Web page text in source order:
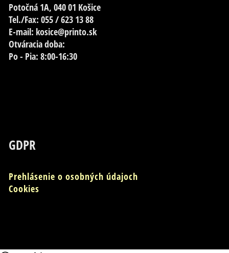
Potočná 1A, 040 01 Košice
Tel./Fax: 055 / 623 13 88
E-mail: kosice@printo.sk
Otváracia doba:
Po - Pia: 8:00-16:30
GDPR
Prehlásenie o osobných údajoch
Cookies